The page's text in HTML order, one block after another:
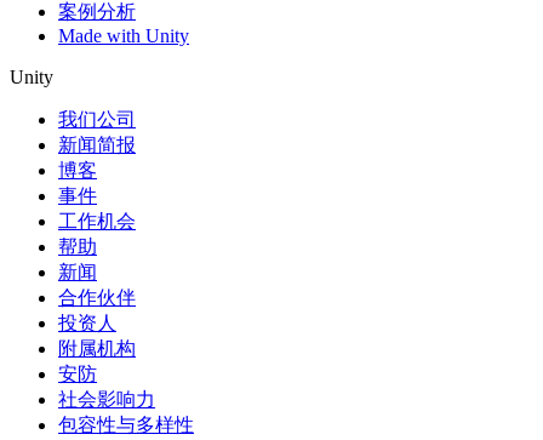
案例分析
Made with Unity
Unity
我们公司
新闻简报
博客
事件
工作机会
帮助
新闻
合作伙伴
投资人
附属机构
安防
社会影响力
包容性与多样性